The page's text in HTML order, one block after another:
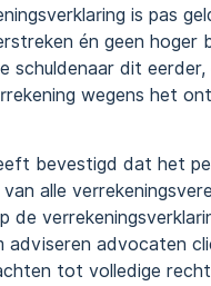
is pas
én geen hoger
schuldenaar dit
wegens het
bevestigd dat het
alle
de
adviseren advocaten
tot volledige